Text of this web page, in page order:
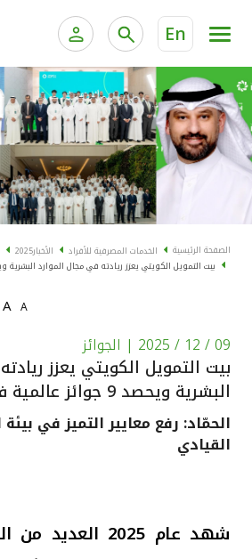
En
الخدمات المصرفية الإلكترونية
الخدمات المصرفية الإلكترونية
خدمة "بيتك" للتداول الإلكتروني
الخدمات المصرفية للأفراد
الحسابات المصرفية
البطاقات
"برامج العملاء"
الاستثمار
القنوات المصرفية
خدمات ما بعد البيع
الصفحة الرئيسية الخدمات المصرفية للأفراد الأخبار2025
بيت التمويل الكويتي يعزز ريادته في مجال الموارد البشرية ويحصد 9 جوائز عالمية في
A
A
09 / 12 / 2025 | الجوائز
بيت التمويل الكويتي يعزز
البشرية ويحصد 9 جوائز عالمية في عام 2025
الحمّاد: رفع معايير التميز في
القيادي
شهد عام 2025